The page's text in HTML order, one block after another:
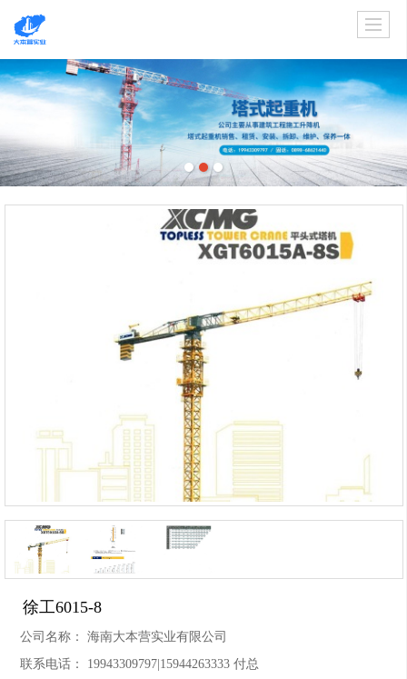
徐工6015-8
公司名称：
海南大本营实业有限公司
联系电话：
19943309797|15944263333 付总